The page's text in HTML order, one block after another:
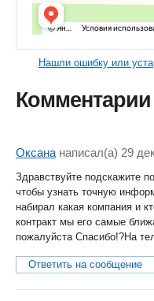
Нашли ошибку или
Комментарии
Оксана написал(a) 29
Здравствуйте подскажите
чтобы узнать точную
набирал какая компания и
контракт мы его самые
пожалуйста Спасибо!?На
Ответить на сообщение